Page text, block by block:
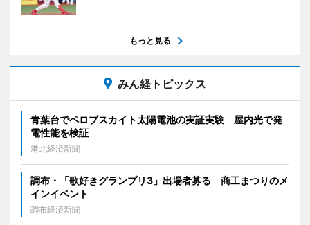
もっと見る
みん経トピックス
青葉台でペロブスカイト太陽電池の実証実験 屋内光で発
電性能を検証
港北経済新聞
調布・「歌好きグランプリ3」出場者募る 商工まつりのメ
インイベント
調布経済新聞